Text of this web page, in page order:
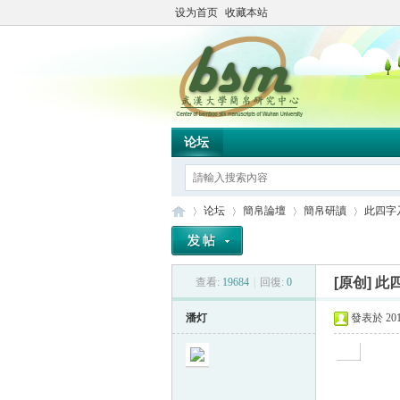
设为首页 收藏本站
论坛
论坛
›
簡帛論壇
›
簡帛研讀
›
此四字
查看: 19684 回復: 0 [原创] 此
潘灯 發表於